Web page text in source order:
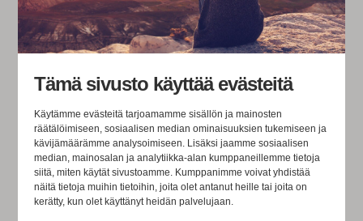
Tämä sivusto käyttää evästeitä
Käytämme evästeitä tarjoamamme sisällön ja mainosten
räätälöimiseen, sosiaalisen median ominaisuuksien tukemiseen ja
kävijämäärämme analysoimiseen. Lisäksi jaamme sosiaalisen
median, mainosalan ja analytiikka-alan kumppaneillemme tietoja
siitä, miten käytät sivustoamme. Kumppanimme voivat yhdistää
näitä tietoja muihin tietoihin, joita olet antanut heille tai joita on
kerätty, kun olet käyttänyt heidän palvelujaan.
vaaditaan. Se pätee niin organisaatioihin, kansakuntiin
kuin yksilöihin.
Terveyttä on rohkeus, luovuus,
yhdessä tekeminen ja
ajatteleminen
Terve ihminen ei ole onnellinen koko aikaa, vaan
ymmärtää mitä keinoja on käytettävissä kun ei voi hyvin.